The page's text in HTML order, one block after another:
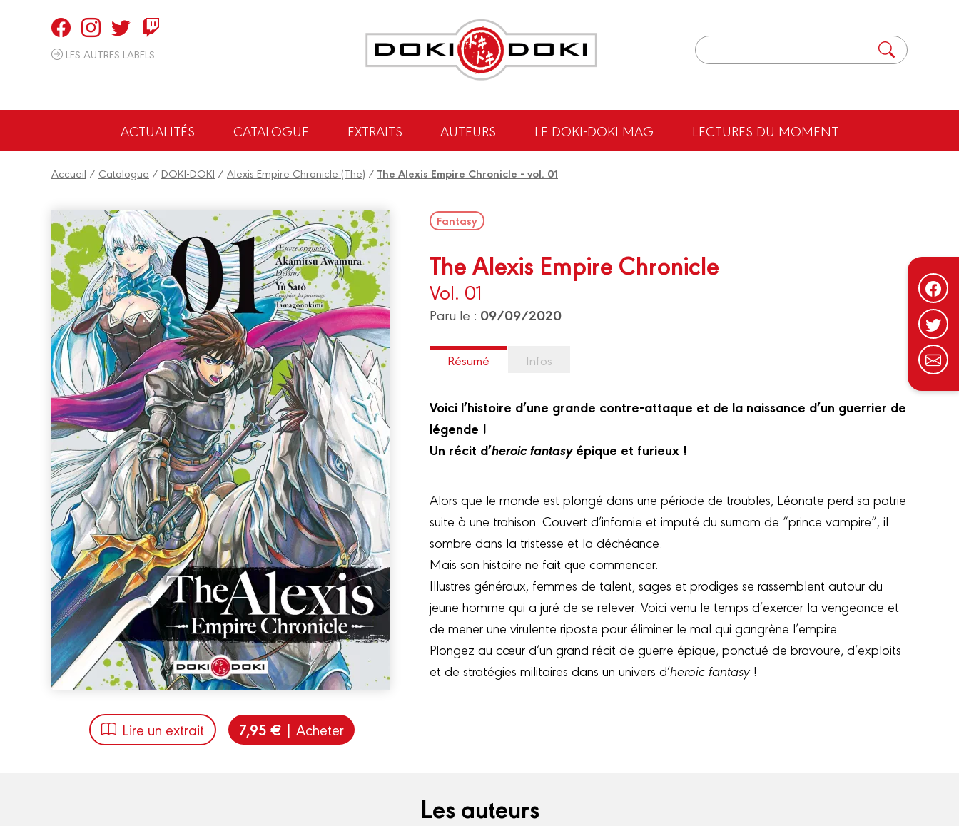
LES AUTRES LABELS
ACTUALITÉS CATALOGUE EXTRAITS AUTEURS LE DOKI-DOKI MAG LECTURES DU MOMENT
Accueil / Catalogue / DOKI-DOKI / Alexis Empire Chronicle (The) / The Alexis Empire Chronicle - vol. 01
Lire un extrait 7,95 € | Acheter
Fantasy
The Alexis Empire Chronicle
Vol. 01
Paru le : 09/09/2020
Résumé Infos
Voici l’histoire d’une grande contre-attaque et de la naissance d’un guerrier de
légende !
Un récit d’heroic fantasyépique et furieux !
Alors que le monde est plongé dans une période de troubles, Léonate perd sa patrie
suite à une trahison. Couvert d’infamie et imputé du surnom de “prince vampire”, il
sombre dans la tristesse et la déchéance.
Mais son histoire ne fait que commencer.
Illustres généraux, femmes de talent, sages et prodiges se rassemblent autour du
jeune homme qui a juré de se relever. Voici venu le temps d’exercer la vengeance et
de mener une virulente riposte pour éliminer le mal qui gangrène l’empire.
Plongez au cœur d’un grand récit de guerre épique, ponctué de bravoure, d’exploits
et de stratégies militaires dans un univers d’heroic fantasy !
Les auteurs